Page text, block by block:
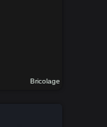
Bricolage